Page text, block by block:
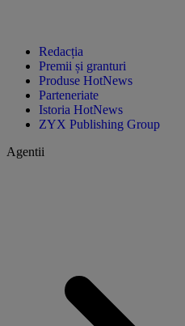
Redacția
Premii și granturi
Produse HotNews
Parteneriate
Istoria HotNews
ZYX Publishing Group
Agentii